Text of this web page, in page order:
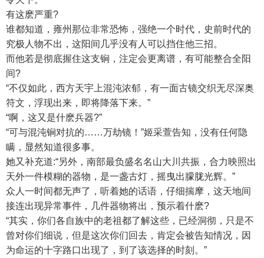
有这麽严重?
谁都知道，雍州那位非常恐怖，强绝一个时代，史前时代的
究极人物不出，这阳间几乎没有人可以挡住他三招。
而他若是彻底握住这支锏，注定会更离谱，有可能整合全阳
间?
“不仅如此，西方天宇上混沌浓郁，有一面古镜交织无尽深奥
符文，浮现出来，即将降落下来。”
“啊，这又是什麽兵器?”
“可与混沌锏对抗的……万劫镜！”姬采萱告知，没有任何隐
瞒，显然知道很多事。
她又补充道:“另外，南部最负盛名名山大川共振，合力映照出
天外一件模糊的器物，是一盏古灯，摇曳出朦胧光辉。”
众人一时间都无声了，听着她的话语，仔细揣摩，这天地间
接连出现异常事件，几件器物将出，预示着什麽?
“其实，你们各自族中的老祖都了解这些，已经洞彻，只是不
曾对你们细说，但是这次你们回去，肯定会被告知情况，因
为命运的十字路口出现了，到了该选择的时刻。”